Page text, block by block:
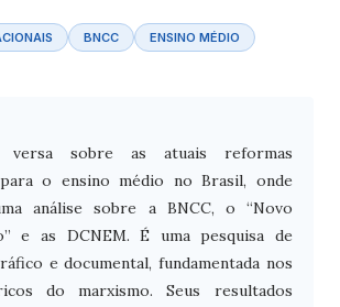
BNCC ENSINO MÉDIO
versa sobre as atuais reformas
para o ensino médio no Brasil, onde
análise sobre a BNCC, o “Novo
e as DCNEM. É uma pesquisa de
e documental, fundamentada nos
do marxismo. Seus resultados